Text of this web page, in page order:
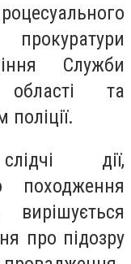
Служби
та
дії,
походження
вирішується
про підозру